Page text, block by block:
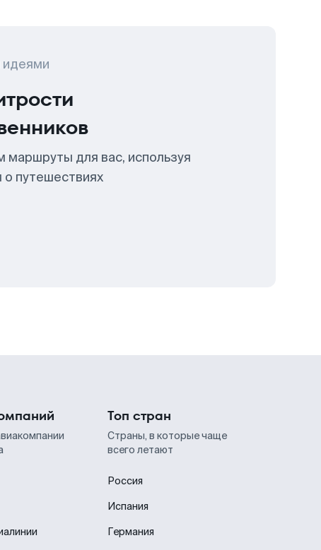
для вас, используя
о путешествиях
Топ стран
Страны, в которые чаще
всего летают
Россия
Испания
Германия